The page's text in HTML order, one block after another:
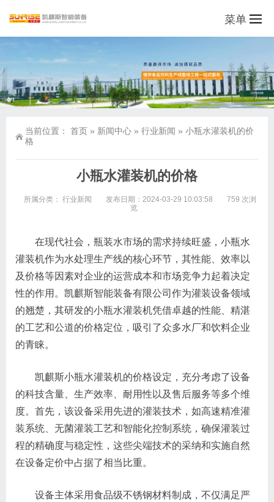
菜单
当前位置： 首页 » 新闻中心 » 行业新闻 » 小瓶水灌装机的价
格
小瓶水灌装机的价格
所属分类： 行业新闻 发布日期：2024-03-29 10:03:58
759 次浏
览
在现代社会，瓶装水市场的需求持续旺盛，小瓶水
灌装机作为水处理生产线的核心环节，其性能、效率以
及价格等因素对企业的运营成本和市场竞争力起着决定
性的作用。凯麒斯智能装备有限公司作为灌装设备领域
的翘楚，其研发的小瓶水灌装机凭借卓越的性能、精湛
的工艺和公道的价格定位，吸引了众多水厂和饮料企业
的青睐。
凯麒斯小瓶水灌装机的价格设定，充分考虑了设备
的科技含量、生产效率、耐用性以及售后服务等多个维
度。首先，该设备采用先进的灌装技术，如高速精准灌
装系统、无菌灌装工艺和智能化控制系统，确保灌装过
程的精确度与稳定性，这些尖端技术的采纳和实施自然
在设备定价中占据了相当比重。
设备主体采用食品级不锈钢材料制成，不仅满足严